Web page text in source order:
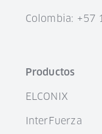
Colombia: +57
Productos
ELCONIX
InterFuerza